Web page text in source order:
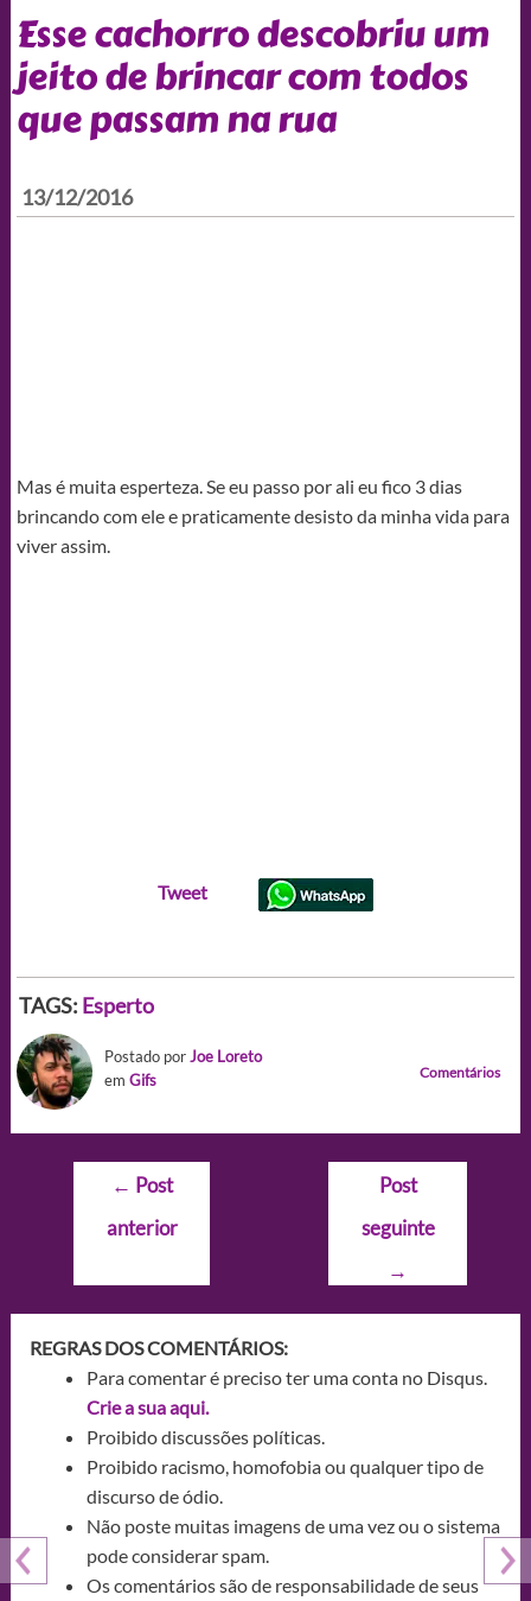
Esse cachorro descobriu um
jeito de brincar com todos
que passam na rua
13/12/2016
Mas é muita esperteza. Se eu passo por ali eu fico 3 dias
brincando com ele e praticamente desisto da minha vida para
viver assim.
Tweet
TAGS: Esperto
Postado porJoe Loreto
em Gifs Comentários
Navegação
Post
← Post
anterior
Post
seguinte
→
REGRAS DOS COMENTÁRIOS:
Para comentar é preciso ter uma conta no Disqus.
Crie a sua aqui.
Proibido discussões políticas.
Proibido racismo, homofobia ou qualquer tipo de
discurso de ódio.
Não poste muitas imagens de uma vez ou o sistema
pode considerar spam.
Os comentários são de responsabilidade de seus